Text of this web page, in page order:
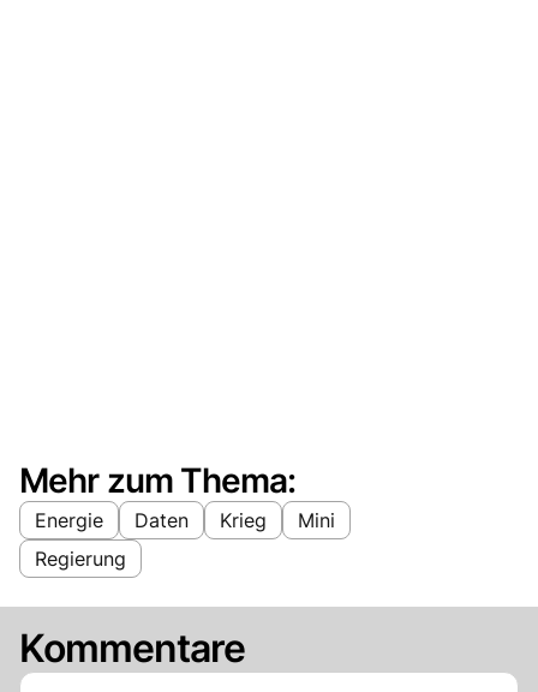
Mehr zum Thema:
Energie Daten Krieg
Mini
Regierung
Kommentare